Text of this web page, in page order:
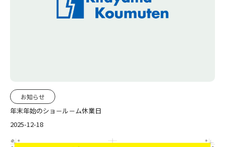
お知らせ
年末年始のショ－ル－ム休業日
2025-12-18